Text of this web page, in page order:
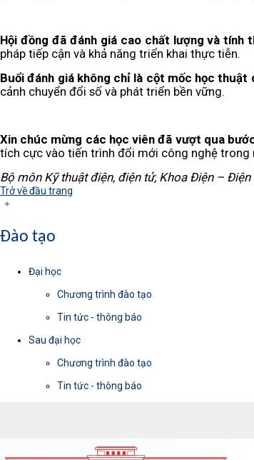
Hội đồng đã đánh giá cao chất lượng và tính
pháp tiếp cận và khả năng triển khai thực tiễn.
Buổi đánh giá không chỉ là cột mốc học thuật
cảnh chuyển đổi số và phát triển bền vững.
Xin chúc mừng các học viên đã vượt qua
tích cực vào tiến trình đổi mới công nghệ
Bộ môn Kỹ thuật điện, điện tử, Khoa Điện –
Trở về đầu trang
Đào tạo
Đại học
Chương trình đào tạo
Tin tức - thông báo
Sau đại học
Chương trình đào tạo
Tin tức - thông báo